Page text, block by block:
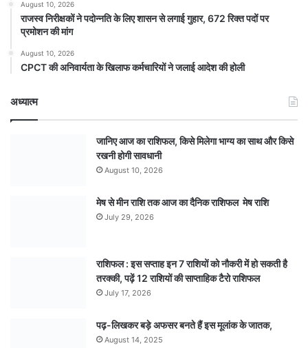
August 10, 2026
राजस्व निरीक्षकों ने पदोन्नति के लिए शासन से लगाई गुहार, 672 रिक्त पदों पर
प्रमोशन की मांग
August 10, 2026
CPCT की अनिवार्यता के खिलाफ कर्मचारियों ने जलाई आदेश की होली
अध्यात्म
जानिए आज का राशिफल, किसे मिलेगा भाग्य का साथ और किसे
रखनी होगी सावधानी
August 10, 2026
मेष से मीन राशि तक आज का दैनिक राशिफल मेष राशि
July 29, 2026
राशिफल : इस सप्ताह इन 7 राशियों को नौकरी में हो सकती है
तरक्की, पढ़ें 12 राशियों की साप्ताहिक टैरो राशिफल
July 17, 2026
पढ़-लिखकर बड़े अफसर बनते हैं इस मूलांक के जातक,
August 14, 2025